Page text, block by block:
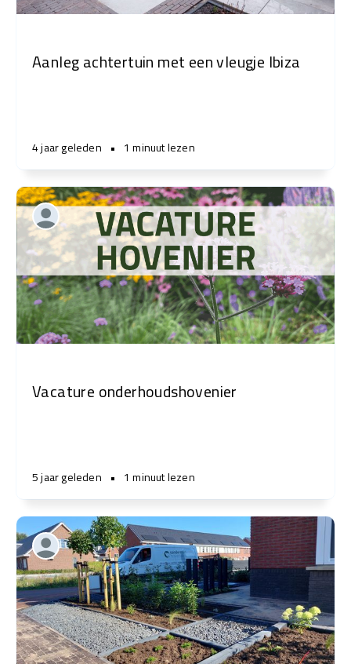
Aanleg achtertuin met een vleugje Ibiza
4 jaar geleden • 1 minuut lezen
Vacature onderhoudshovenier
5 jaar geleden • 1 minuut lezen